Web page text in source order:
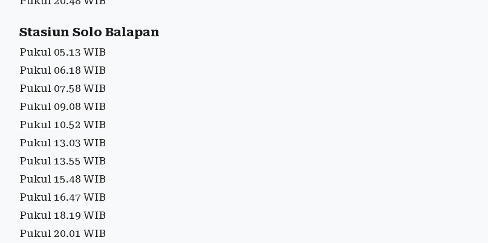
Stasiun Solo Balapan
Pukul 05.13 WIB
Pukul 06.18 WIB
Pukul 07.58 WIB
Pukul 09.08 WIB
Pukul 10.52 WIB
Pukul 13.03 WIB
Pukul 13.55 WIB
Pukul 15.48 WIB
Pukul 16.47 WIB
Pukul 18.19 WIB
Pukul 20.01 WIB